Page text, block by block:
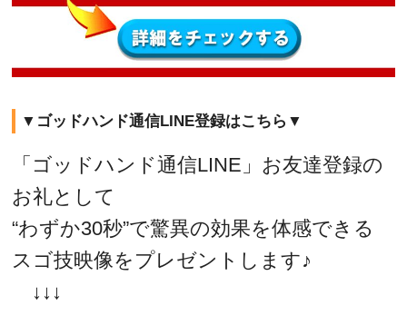
▼ゴッドハンド通信LINE登録はこちら▼
「ゴッドハンド通信LINE」お友達登録の
お礼として
“わずか30秒”で驚異の効果を体感できる
スゴ技映像をプレゼントします♪
↓↓↓